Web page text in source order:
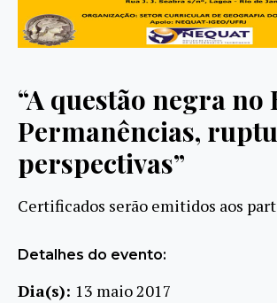
“A questão negra no
Permanências,
perspectivas”
Certificados serão emitidos aos
Detalhes do evento:
Dia(s): 13 maio 2017